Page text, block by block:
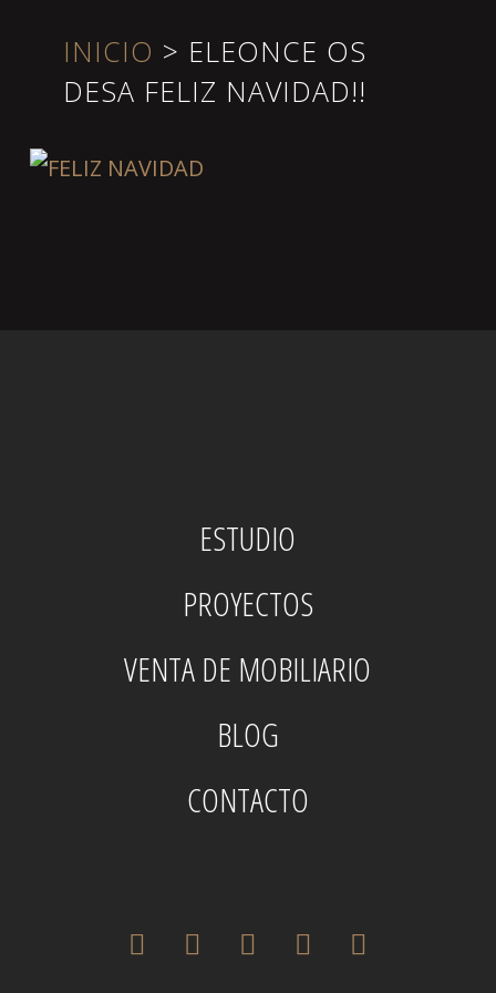
INICIO > ELEONCE OS
DESA FELIZ NAVIDAD!!
ESTUDIO
PROYECTOS
VENTA DE MOBILIARIO
BLOG
CONTACTO
twitter facebookpinterestinstagram
houzz